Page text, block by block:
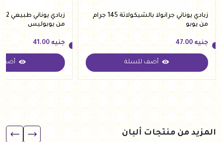
زبادي يوناني جرانولا بالشيكولاتة 145 جرام
من يوبو
جنيه
جنيه 47.00
أضف للسلة
من يوبوليس
جنيه
جنيه 41.00
أضف
المزيد من منتجات ألبان